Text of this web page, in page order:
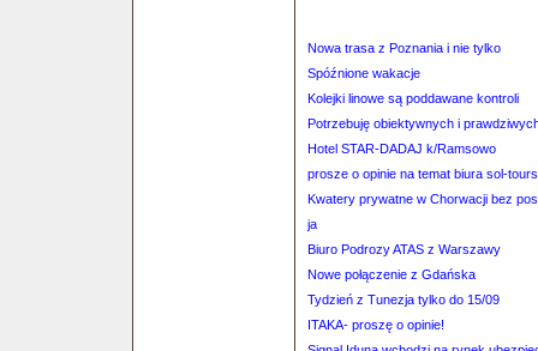
Nowa trasa z Poznania i nie tylko
Spóźnione wakacje
Kolejki linowe są poddawane kontroli
Potrzebuję obiektywnych i
Hotel STAR-DADAJ k/Ramsowo
prosze o opinie na temat biura sol-
Kwatery prywatne w Chorwacji bez
ja
Biuro Podrozy ATAS z Warszawy
Nowe połączenie z Gdańska
Tydzień z Tunezja tylko do 15/09
ITAKA- proszę o opinie!